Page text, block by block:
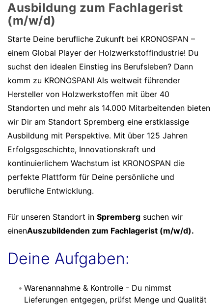
Ausbildung zum Fachlagerist
(m/w/d)
Starte Deine berufliche Zukunft bei KRONOSPAN –
einem Global Player der Holzwerkstoffindustrie! Du
suchst den idealen Einstieg ins Berufsleben? Dann
komm zu KRONOSPAN! Als weltweit führender
Hersteller von Holzwerkstoffen mit über 40
Standorten und mehr als 14.000 Mitarbeitenden bieten
wir Dir am Standort Spremberg eine erstklassige
Ausbildung mit Perspektive. Mit über 125 Jahren
Erfolgsgeschichte, Innovationskraft und
kontinuierlichem Wachstum ist KRONOSPAN die
perfekte Plattform für Deine persönliche und
berufliche Entwicklung.
Für unseren Standort in Spremberg suchen wir
einenAuszubildenden zum Fachlagerist (m/w/d).
Deine Aufgaben:
Warenannahme & Kontrolle - Du nimmst
Lieferungen entgegen, prüfst Menge und Qualität